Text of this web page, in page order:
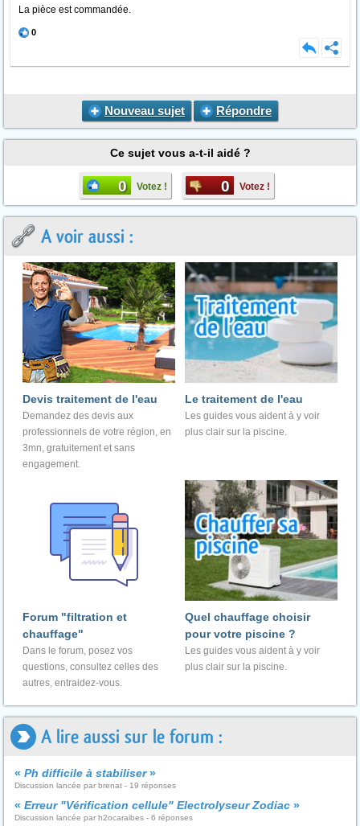
La pièce est commandée.
0
Nouveau sujet Répondre
Ce sujet vous a-t-il aidé ?
0 Votez ! 0 Votez !
A voir aussi :
Devis traitement de l'eau
Demandez des devis aux
professionnels de votre région, en
3mn, gratuitement et sans
engagement.
Le traitement de l'eau
Les guides vous aident à y voir
plus clair sur la piscine.
Forum "filtration et
chauffage"
Dans le forum, posez vos
questions, consultez celles des
autres, entraidez-vous.
Quel chauffage choisir
pour votre piscine ?
Les guides vous aident à y voir
plus clair sur la piscine.
A lire aussi sur le forum :
« Ph difficile à stabiliser»
Discussion lancée par brenat - 19 réponses
« Erreur "Vérification cellule" Electrolyseur Zodiac »
Discussion lancée par h2ocaraibes - 6 réponses